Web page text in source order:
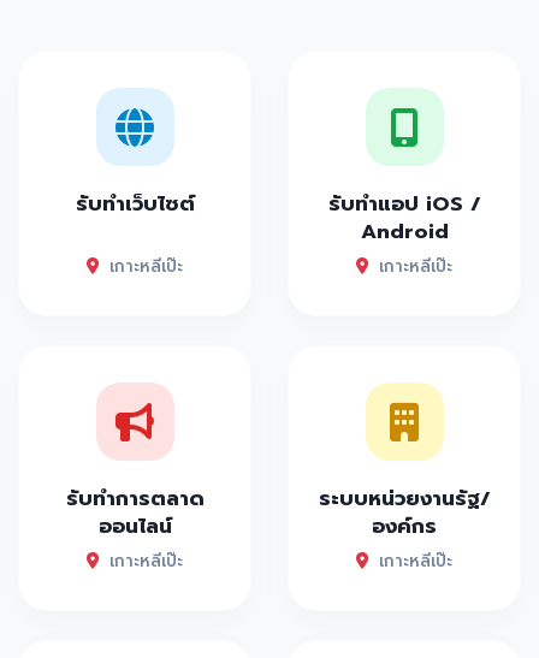
รับทำเว็บไซต์
เกาะหลีเป๊ะ
รับทำแอป iOS /
Android
เกาะหลีเป๊ะ
รับทำการตลาด
ออนไลน์
เกาะหลีเป๊ะ
ระบบหน่วยงานรัฐ/
องค์กร
เกาะหลีเป๊ะ